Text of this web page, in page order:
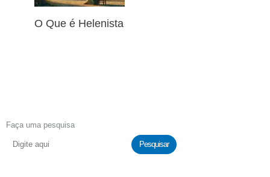
O Que é Helenista
Faça uma pesquisa
Pesquisar